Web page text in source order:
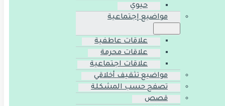
حيوي
مواضيع إجتماعية
علاقات عاطفية
علاقات محرمة
علاقات اجتماعية
مواضيع تثقيف أخلاقي
تصفح حسب المشكلة
قصص